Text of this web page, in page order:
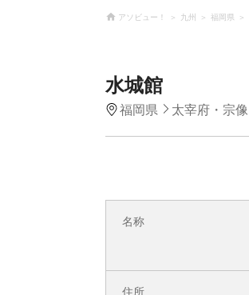
アソビュー！ 九州 福岡県
水城館
福岡県 太宰府・宗像
名称
住所